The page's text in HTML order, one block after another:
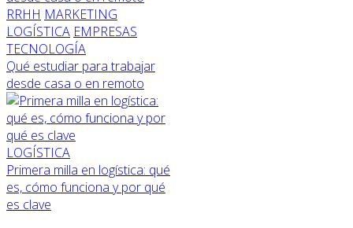
RRHH MARKETING
LOGÍSTICA EMPRESAS
TECNOLOGÍA
Qué estudiar para trabajar
desde casa o en remoto
LOGÍSTICA
Primera milla en logística: qué
es, cómo funciona y por qué
es clave